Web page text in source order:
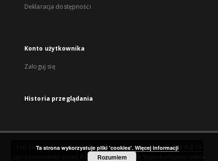
Deklaracja dostępności
Konto użytkownika
Zaloguj się
Historia przeglądania
Ten serwis działa dzięki oprogramowaniuDInGO dLibra 6.3.15
Poznańskie Centrum Superkomputerowo-
Ta strona wykorzystuje pliki 'cookies'. Więcej informacji
Rozumiem